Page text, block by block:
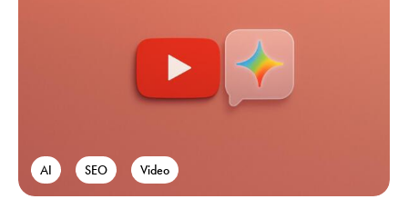
AI SEO Video